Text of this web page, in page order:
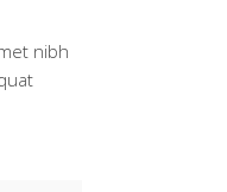
nibh